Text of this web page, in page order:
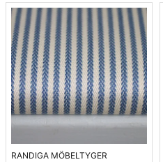
RANDIGA MÖBELTYGER